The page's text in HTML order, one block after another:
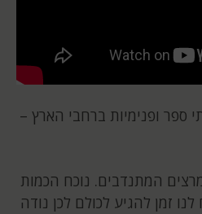
ספר ופנימיות ברחבי הארץ –
המתנדבים. נוכח הכמות
זמן להגיע לכולם לכן נודה